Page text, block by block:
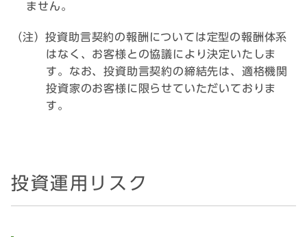
ません。
（注）投資助言契約の報酬については定型の報酬体系
はなく、お客様との協議により決定いたしま
す。なお、投資助言契約の締結先は、適格機関
投資家のお客様に限らせていただいておりま
す。
投資運用リスク